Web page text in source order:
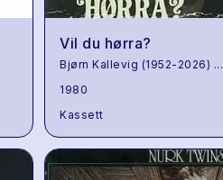
Vil du hørra?
Bjørn Kallevig (1952-2026) ...
1980
Kassett